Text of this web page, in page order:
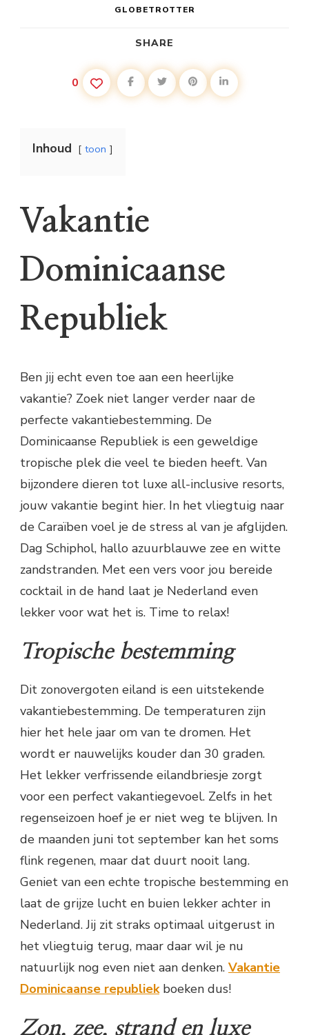
GLOBETROTTER
SHARE
0
Inhoud toon
Vakantie
Dominicaanse
Republiek
Ben jij echt even toe aan een heerlijke
vakantie? Zoek niet langer verder naar de
perfecte vakantiebestemming. De
Dominicaanse Republiek is een geweldige
tropische plek die veel te bieden heeft. Van
bijzondere dieren tot luxe all-inclusive resorts,
jouw vakantie begint hier. In het vliegtuig naar
de Caraïben voel je de stress al van je afglijden.
Dag Schiphol, hallo azuurblauwe zee en witte
zandstranden. Met een vers voor jou bereide
cocktail in de hand laat je Nederland even
lekker voor wat het is. Time to relax!
Tropische bestemming
Dit zonovergoten eiland is een uitstekende
vakantiebestemming. De temperaturen zijn
hier het hele jaar om van te dromen. Het
wordt er nauwelijks kouder dan 30 graden.
Het lekker verfrissende eilandbriesje zorgt
voor een perfect vakantiegevoel. Zelfs in het
regenseizoen hoef je er niet weg te blijven. In
de maanden juni tot september kan het soms
flink regenen, maar dat duurt nooit lang.
Geniet van een echte tropische bestemming en
laat de grijze lucht en buien lekker achter in
Nederland. Jij zit straks optimaal uitgerust in
het vliegtuig terug, maar daar wil je nu
natuurlijk nog even niet aan denken. Vakantie
Dominicaanse republiek boeken dus!
Zon, zee, strand en luxe